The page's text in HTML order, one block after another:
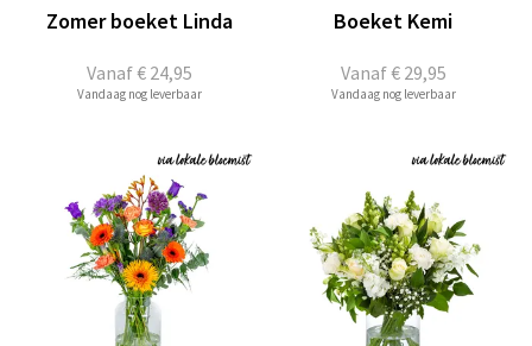
Vanaf€ 24,95
Zomer boeket Linda
Vandaag nog leverbaar
Vanaf€ 29,95
Boeket Kemi
Vandaag nog leverbaar